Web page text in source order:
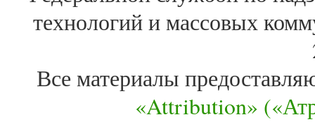
технологий и массовых
Все материалы
«Attribution»